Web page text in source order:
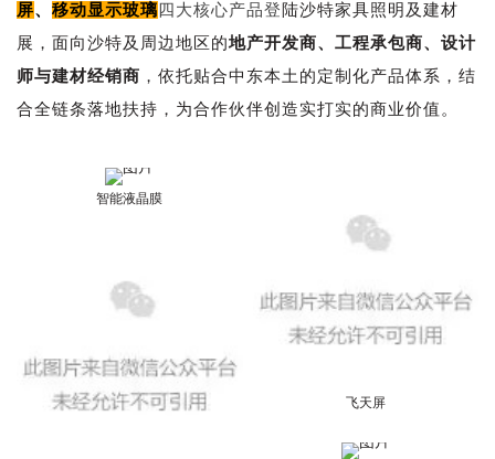
屏、 移动显示玻璃 四大核心产品登 陆沙特家具照明及建材
展，面向沙特及周边地区的地产开发商、工程承包商、设计
师与建材经销商 ，依托贴合中东本土的定制化产品体系，结
合全链条落地扶持，为合作伙伴创造实打实的商业价值。
智能液晶膜
飞天屏